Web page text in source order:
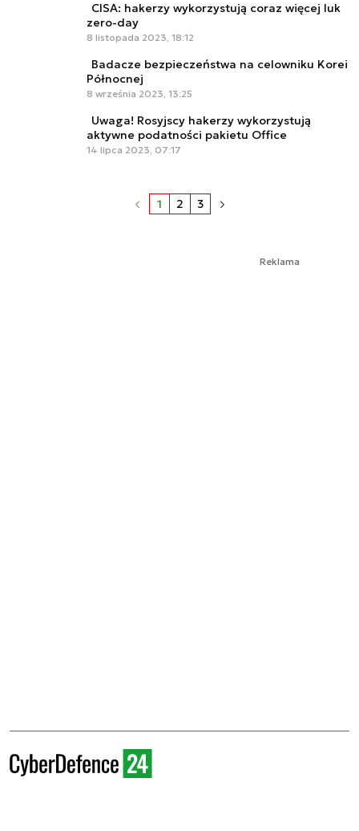
CISA: hakerzy wykorzystują coraz więcej luk
zero-day
8 listopada 2023, 18:12
Badacze bezpieczeństwa na celowniku Korei
Północnej
8 września 2023, 13:25
Uwaga! Rosyjscy hakerzy wykorzystują
aktywne podatności pakietu Office
14 lipca 2023, 07:17
1 2 3
Reklama